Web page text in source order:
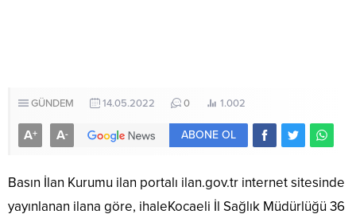
GÜNDEM 14.05.2022 0 1.002
A+ A- ABONE OL
Basın İlan Kurumu ilan portalı ilan.gov.tr internet sitesinde
yayınlanan ilana göre, ihaleKocaeli İl Sağlık Müdürlüğü 36